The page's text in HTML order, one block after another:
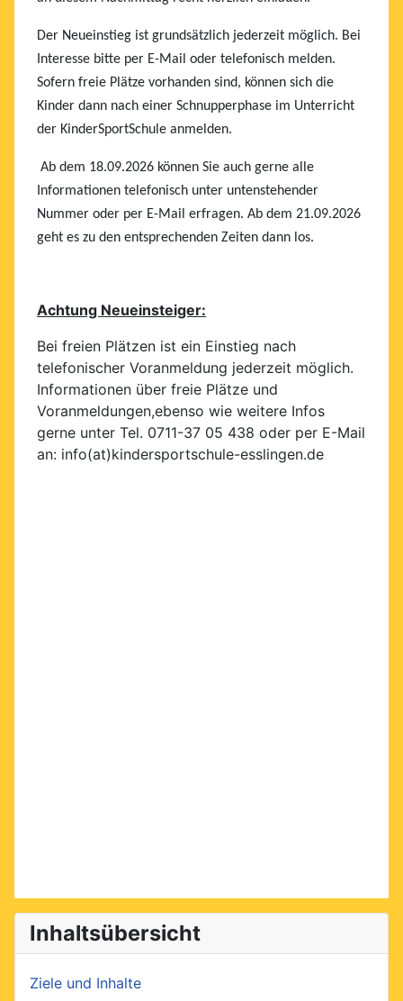
Der Neueinstieg ist grundsätzlich jederzeit möglich. Bei
Interesse bitte per E-Mail oder telefonisch melden.
Sofern freie Plätze vorhanden sind, können sich die
Kinder dann nach einer Schnupperphase im Unterricht
der KinderSportSchule anmelden.
Ab dem 18.09.2026 können Sie auch gerne alle
Informationen telefonisch unter untenstehender
Nummer oder per E-Mail erfragen. Ab dem 21.09.2026
geht es zu den entsprechenden Zeiten dann los.
Achtung Neueinsteiger:
Bei freien Plätzen ist ein Einstieg nach
telefonischer Voranmeldung jederzeit möglich.
Informationen über freie Plätze und
Voranmeldungen,ebenso wie weitere Infos
gerne unter Tel. 0711-37 05 438 oder per E-Mail
an: info(at)kindersportschule-esslingen.de
Inhaltsübersicht
Ziele und Inhalte